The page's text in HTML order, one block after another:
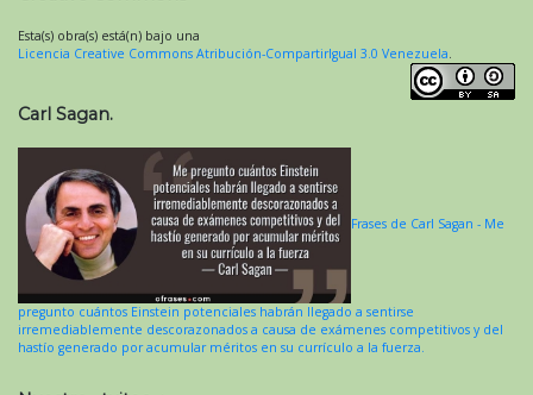
Esta(s) obra(s) está(n) bajo una
Licencia Creative Commons Atribución-CompartirIgual 3.0 Venezuela
Carl Sagan.
Frases de Carl Sagan - Me
pregunto cuántos Einstein potenciales habrán llegado a sentirse
irremediablemente descorazonados a causa de exámenes competitivos y del
hastío generado por acumular méritos en su currículo a la fuerza.